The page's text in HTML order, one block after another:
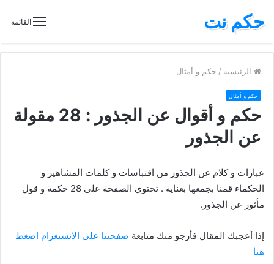
القائمة حكم نت
الرئيسية / حكم و أمثال
حكم و أمثال
حكم و أقوال عن الجذور : 28 مقولة
عن الجذور
عبارات و كلام عن الجذور من اقتباسات و كلمات المشاهير و
الحكماء قمنا بجمعها بعناية . تحتوي الصفحة على 28 حكمة و قول
مأثور عن الجذور.
إذا أعجبك المقال فأرجو منك متابعة صفحتنا على الانستغرام اضغط
هنا